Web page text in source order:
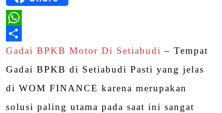
WhatsApp
Share
Gadai BPKB Motor Di Setiabudi – Tempat
Gadai BPKB di Setiabudi Pasti yang jelas
di WOM FINANCE karena merupakan
solusi paling utama pada saat ini sangat